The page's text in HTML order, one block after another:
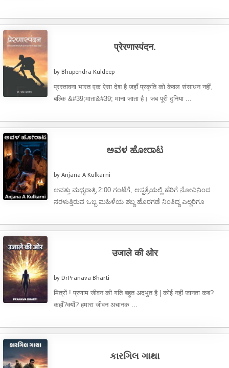
प्रेरणास्पंदन.
by Bhupendra Kuldeep
प्रस्तावना भारत एक ऐसा देश है जहाँ प्रकृति को केवल संसाधन नहीं,
बल्कि &#39;माता&#39; माना जाता है। जब पूरी दुनिया ...
ಅವಳ ಹೋರಾಟ
by Anjana A Kulkarni
ಆವತ್ತು ಮಧ್ಯರಾತ್ರಿ 2:00 ಗಂಟೆಗೆ, ಆಸ್ಪತ್ರೆಯಲ್ಲಿ ಹೆರಿಗೆ ನೋವಿನಿಂದ
ನರಳುತ್ತಿರುವ ಒಬ್ಬ ಮಹಿಳೆಯ ಶಬ್ದ ಹೊರಗಡೆ ನಿಂತಿದ್ದ ಎಲ್ಲರಿಗೂ
उजाले की ओर
by DrPranava Bharti
मित्रों ! प्रणाम जीवन की गति बहुत अदभुत है | कोई नहीं जानता कब?
कहाँ?क्यों? हमारा जीवन अचानक ...
કારગિલ ગાથા